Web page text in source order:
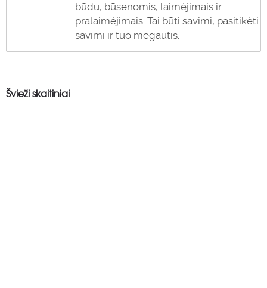
būdu, būsenomis, laimėjimais ir
pralaimėjimais. Tai būti savimi, pasitikėti
savimi ir tuo mėgautis.
Švieži skaitiniai
0 0